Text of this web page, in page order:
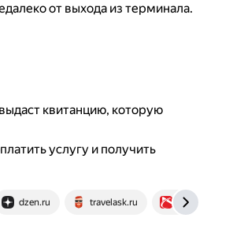
от выхода из терминала.
квитанцию, которую
услугу и получить
dzen.ru travelask.ru airport.online